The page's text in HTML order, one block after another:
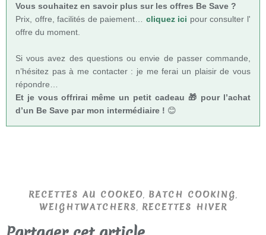
Vous souhaitez en savoir plus sur les offres Be Save ?
Prix, offre, facilités de paiement… cliquez ici pour consulter l'
offre du moment.
Si vous avez des questions ou envie de passer commande,
n’hésitez pas à me contacter : je me ferai un plaisir de vous
répondre…
Et je vous offrirai même un petit cadeau 🎁 pour l’achat
d’un Be Save par mon intermédiaire ! 😊
RECETTES AU COOKEO, BATCH COOKING,
WEIGHTWATCHERS, RECETTES HIVER